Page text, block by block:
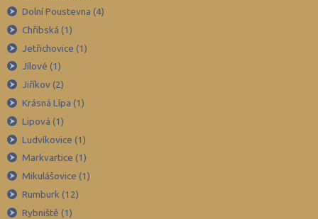
Bruntál (73)
Břeclav (84)
Česká Lípa (79)
České Budějovice (173)
Český Krumlov (49)
Děčín (106)
Domažlice (49)
Frýdek-Místek (164)
Havlíčkův Brod (82)
Hodonín (119)
Dolní Poustevna (4)
Chřibská (1)
Jetřichovice (1)
Jílové (1)
Jiříkov (2)
Krásná Lípa (1)
Lipová (1)
Ludvíkovice (1)
Markvartice (1)
Mikulášovice (1)
Rumburk (12)
Rybniště (1)